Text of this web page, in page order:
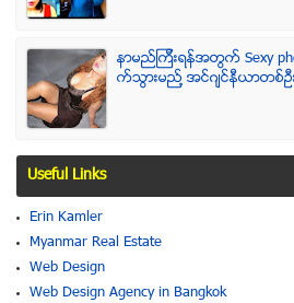
နာမည္ၾကီးရန္အတြက္ Sexy
က္သြားမည္႔ အင္ဂ်င္နီယာတစ္ဦ
Useful Links
Erin Kamler
Myanmar Real Estate
Web Design
Web Design Agency in Bangkok